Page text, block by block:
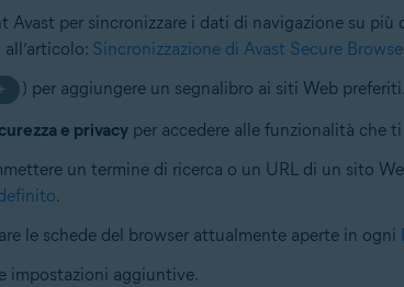
Avast per sincronizzare i dati di navigazione su
Sincronizzazione di Avast Secure
) per aggiungere un segnalibro ai siti Web preferiti.
e privacyper accedere alle funzionalità che
un termine di ricerca o un URL di un sito
.
le schede del browser attualmente aperte in ogni
impostazioni aggiuntive.